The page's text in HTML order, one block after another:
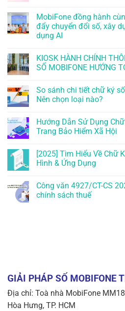
MobiFone đồng hành
đẩy chuyển đổi số, xây
dụng AI
KIOSK HÀNH CHÍNH
SỐ MOBIFONE HƯỚNG
So sánh chi tiết chữ ký
Nên chọn loại nào?
Hướng Dẫn Sử Dụng
Trang Bảo Hiểm Xã Hội
[2025] Tìm Hiểu Về Chữ
Hình & Ứng Dụng
Công văn 4927/CT-CS
chính sách thuế
GIẢI PHÁP SỐ MOBIFONE
Địa chỉ: Toà nhà MobiFone
Hòa Hưng, TP. HCM